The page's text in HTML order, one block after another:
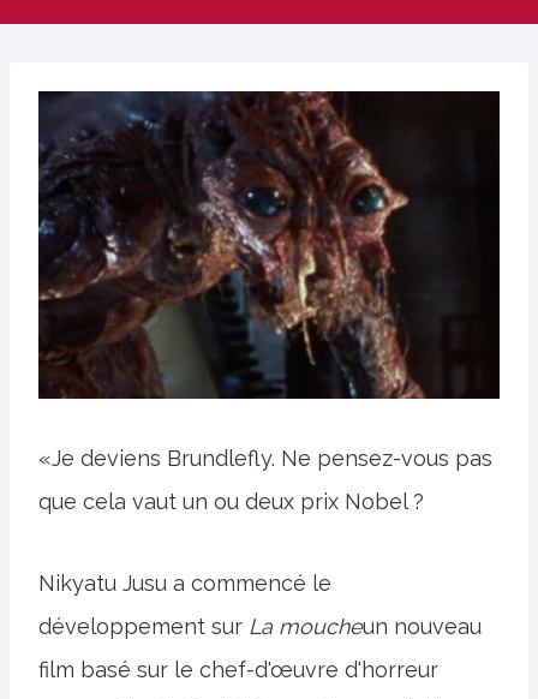
«Je deviens Brundlefly. Ne pensez-vous pas
que cela vaut un ou deux prix Nobel ?
Nikyatu Jusu a commencé le
développement sur La moucheun nouveau
film basé sur le chef-d'œuvre d'horreur